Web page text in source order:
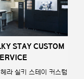
STAY CUSTOM
라 실키 스테이 커스텀